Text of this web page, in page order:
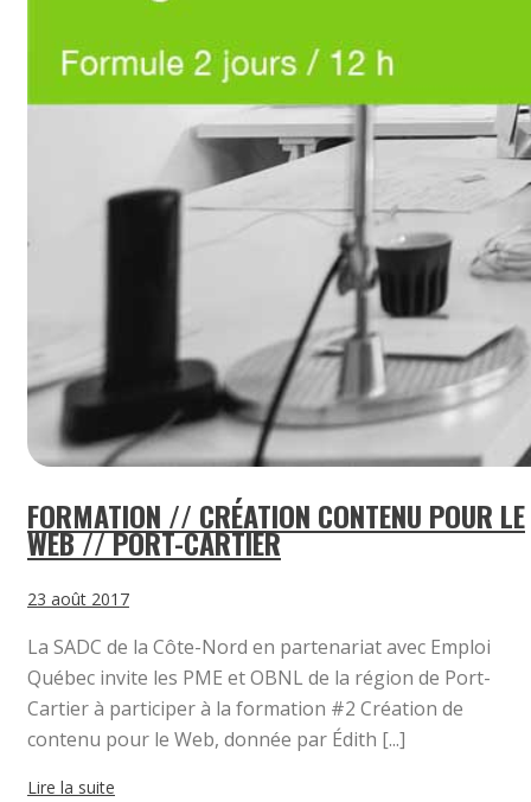
FORMATION // CRÉATION CONTENU POUR LE
WEB // PORT-CARTIER
23 août 2017
La SADC de la Côte-Nord en partenariat avec Emploi
Québec invite les PME et OBNL de la région de Port-
Cartier à participer à la formation #2 Création de
contenu pour le Web, donnée par Édith [...]
Lire la suite